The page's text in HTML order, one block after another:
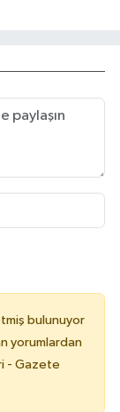
bulunuyor
yorumlardan
- Gazete